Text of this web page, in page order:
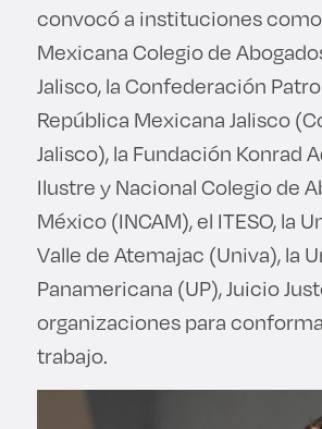
convocó a instituciones como
Mexicana Colegio de
Jalisco, la Confederación
República Mexicana Jalisco
Jalisco), la Fundación Konrad
Ilustre y Nacional Colegio de
México (INCAM), el ITESO, la
Valle de Atemajac (Univa), la
Panamericana (UP), Juicio
organizaciones para
trabajo.